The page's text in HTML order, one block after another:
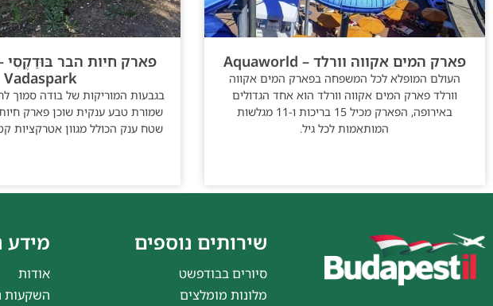
פארק המים אקווה וורלד – Aquaworld
העולם המופלא לכל המשפחה בפארק המים אקווה
וורלד פארק המים אקווה וורלד הוא אחד הגדולים
באירופה, הפארק מכיל 15 בריכות ו-11 מגלשות
המותאמות לכל גיל.
Vadaspark
בגבעות המוריקות של בודה סמוך
שמורת טבע ענקית שוכן פארק
שטח ענק הכולל מגוון אטרקציות
שירותים נוספים
סיורים בבודפשט
מלונות מומלצים
מידע
אודות
השקעות